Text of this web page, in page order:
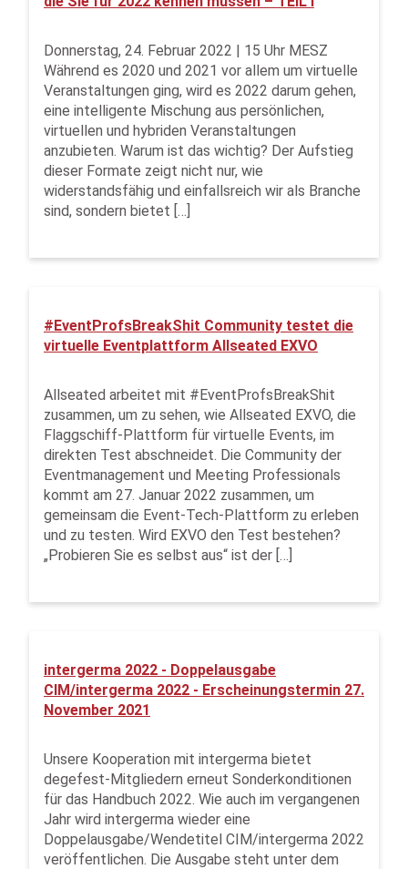
Donnerstag, 24. Februar 2022 | 15 Uhr MESZ
Während es 2020 und 2021 vor allem um virtuelle
Veranstaltungen ging, wird es 2022 darum gehen,
eine intelligente Mischung aus persönlichen,
virtuellen und hybriden Veranstaltungen
anzubieten. Warum ist das wichtig? Der Aufstieg
dieser Formate zeigt nicht nur, wie
widerstandsfähig und einfallsreich wir als Branche
sind, sondern bietet […]
#EventProfsBreakShit Community testet die
virtuelle Eventplattform Allseated EXVO
Allseated arbeitet mit #EventProfsBreakShit
zusammen, um zu sehen, wie Allseated EXVO, die
Flaggschiff-Plattform für virtuelle Events, im
direkten Test abschneidet. Die Community der
Eventmanagement und Meeting Professionals
kommt am 27. Januar 2022 zusammen, um
gemeinsam die Event-Tech-Plattform zu erleben
und zu testen. Wird EXVO den Test bestehen?
„Probieren Sie es selbst aus“ ist der […]
intergerma 2022 - Doppelausgabe
CIM/intergerma 2022 - Erscheinungstermin 27.
November 2021
Unsere Kooperation mit intergerma bietet
degefest-Mitgliedern erneut Sonderkonditionen
für das Handbuch 2022. Wie auch im vergangenen
Jahr wird intergerma wieder eine
Doppelausgabe/Wendetitel CIM/intergerma 2022
veröffentlichen. Die Ausgabe steht unter dem